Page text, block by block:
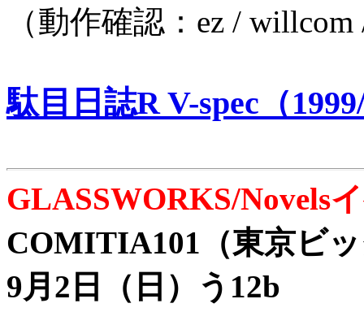
（動作確認：ez /
駄目日誌R V-spec（
GLASSWORKS/Novels
COMITIA101（東京ビ
9月2日（日）う12b